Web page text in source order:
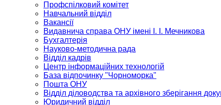
Профспілковий комітет
Навчальний відділ
Вакансії
Видавнича справа ОНУ імені І. І. Мечникова
Бухгалтерія
Науково-методична рада
Відділ кадрів
Центр інформаційних технологій
База відпочинку "Чорноморка"
Пошта ОНУ
Відділ діловодства та архівного зберігання
Юридичний відділ